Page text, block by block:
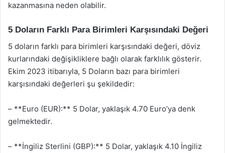
kazanmasına neden olabilir.
5 Doların Farklı Para Birimleri Karşısındaki Değeri
5 doların farklı para birimleri karşısındaki değeri, döviz
kurlarındaki değişikliklere bağlı olarak farklılık gösterir.
Ekim 2023 itibarıyla, 5 Doların bazı para birimleri
karşısındaki değerleri şu şekildedir:
– **Euro (EUR):** 5 Dolar, yaklaşık 4.70 Euro’ya denk
gelmektedir.
– **İngiliz Sterlini (GBP):** 5 Dolar, yaklaşık 4.10 İngiliz